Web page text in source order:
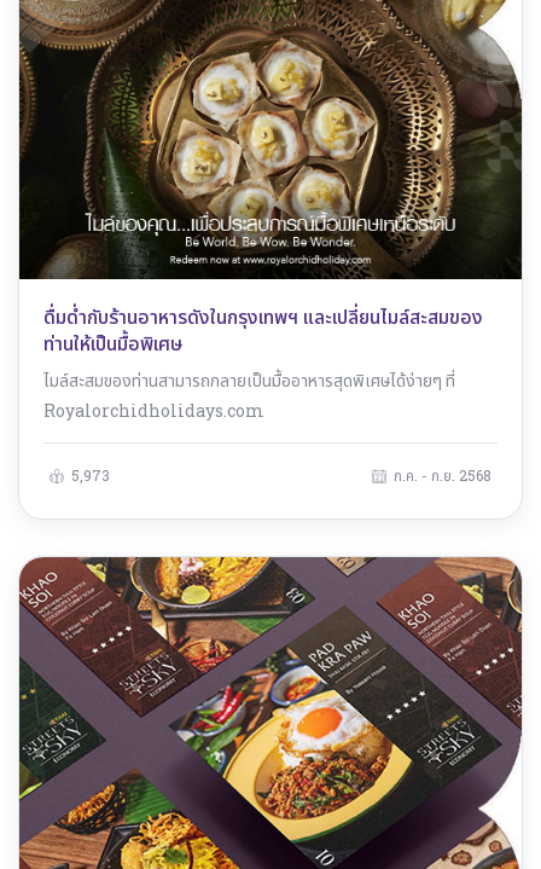
ดื่มด่ำกับร้านอาหารดังในกรุงเทพฯ และเปลี่ยนไมล์สะสมของ
ท่านให้เป็นมื้อพิเศษ
ไมล์สะสมของท่านสามารถกลายเป็นมื้ออาหารสุดพิเศษได้ง่ายๆ ที่
Royalorchidholidays.com
5,973 ก.ค. - ก.ย. 2568